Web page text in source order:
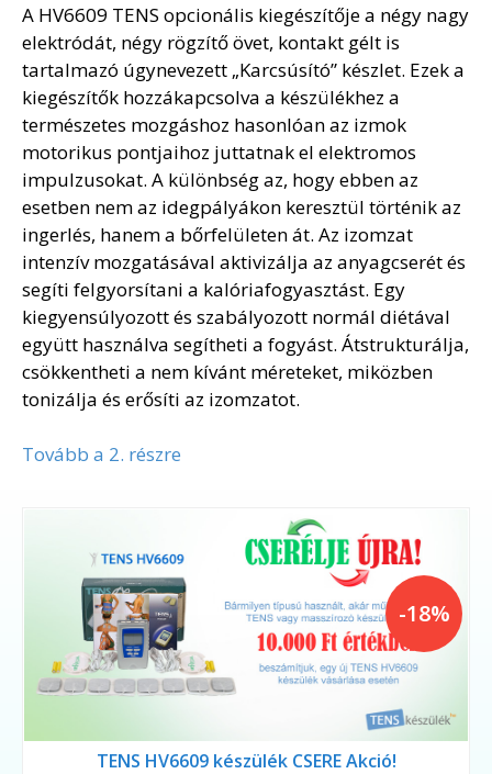
A HV6609 TENS opcionális kiegészítője a négy nagy
elektródát, négy rögzítő övet, kontakt gélt is
tartalmazó úgynevezett „Karcsúsító” készlet. Ezek a
kiegészítők hozzákapcsolva a készülékhez a
természetes mozgáshoz hasonlóan az izmok
motorikus pontjaihoz juttatnak el elektromos
impulzusokat. A különbség az, hogy ebben az
esetben nem az idegpályákon keresztül történik az
ingerlés, hanem a bőrfelületen át. Az izomzat
intenzív mozgatásával aktivizálja az anyagcserét és
segíti felgyorsítani a kalóriafogyasztást. Egy
kiegyensúlyozott és szabályozott normál diétával
együtt használva segítheti a fogyást. Átstrukturálja,
csökkentheti a nem kívánt méreteket, miközben
tonizálja és erősíti az izomzatot.
Tovább a 2. részre
-18%
TENS HV6609 készülék CSERE Akció!